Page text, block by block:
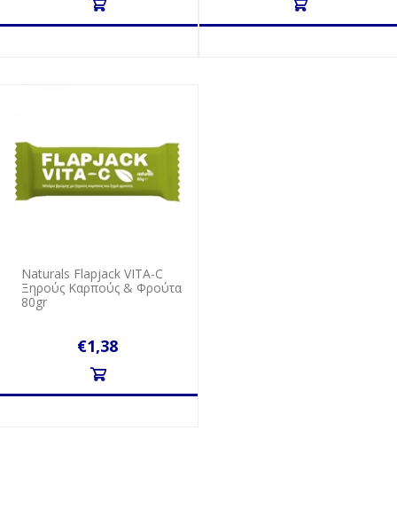
Naturals Flapjack VITA-C
Ξηρούς Καρπούς & Φρούτα
80gr
€1,38